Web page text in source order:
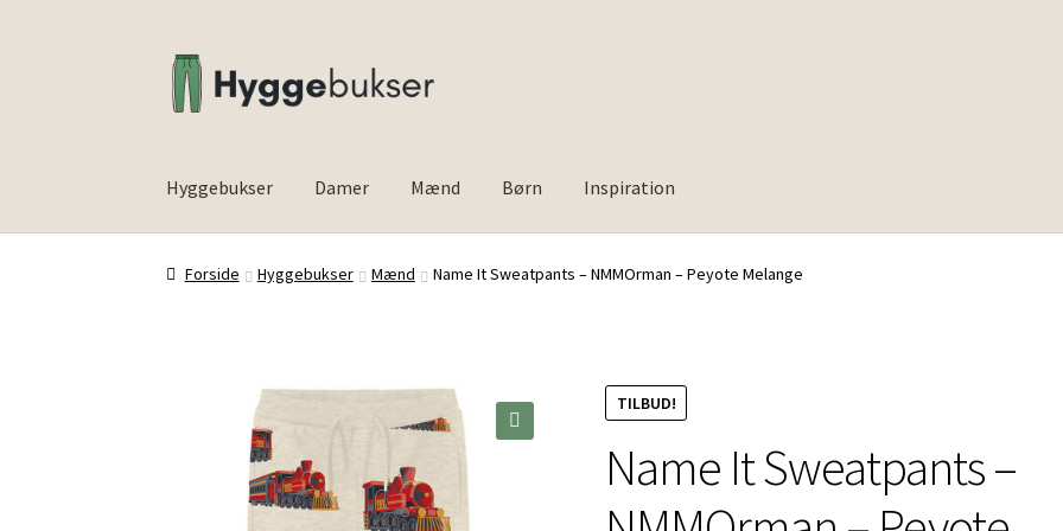
Spring
til
Spring
til
Hyggebukser Damer Mænd Børn Inspiration
Forside Inspiration
Forside Hyggebukser Mænd Name It Sweatpants – NMMOrman – Peyote Melange
TILBUD!
Name It Sweatpants –